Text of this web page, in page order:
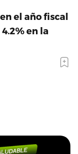
el año fiscal
en la